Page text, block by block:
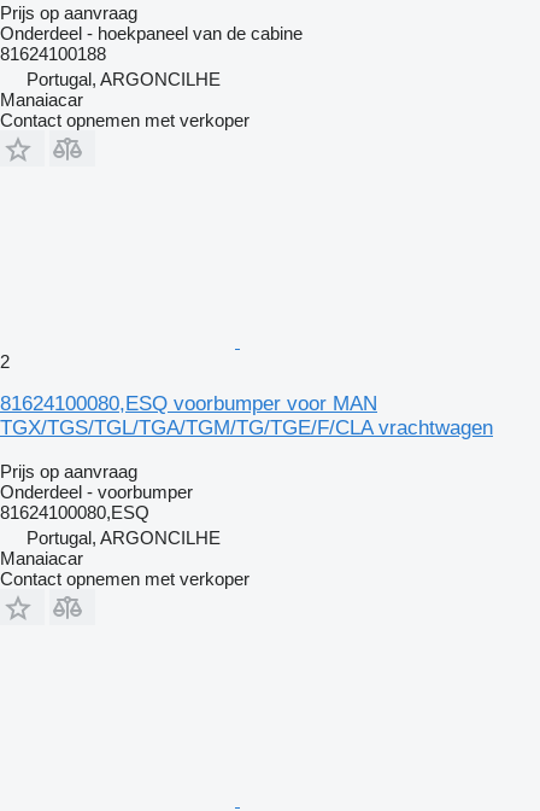
Prijs op aanvraag
Onderdeel - hoekpaneel van de cabine
81624100188
Portugal, ARGONCILHE
Manaiacar
Contact opnemen met verkoper
2
81624100080,ESQ voorbumper voor MAN
TGX/TGS/TGL/TGA/TGM/TG/TGE/F/CLA vrachtwagen
Prijs op aanvraag
Onderdeel - voorbumper
81624100080,ESQ
Portugal, ARGONCILHE
Manaiacar
Contact opnemen met verkoper